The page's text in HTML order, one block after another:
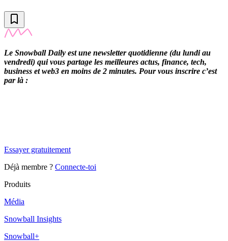
Le Snowball Daily est une newsletter quotidienne (du lundi au
vendredi) qui vous partage les meilleures actus, finance, tech,
business et web3 en moins de 2 minutes. Pour vous inscrire c’est
par là :
Essayer gratuitement
Déjà membre ? Connecte-toi
Produits
Média
Snowball Insights
Snowball+